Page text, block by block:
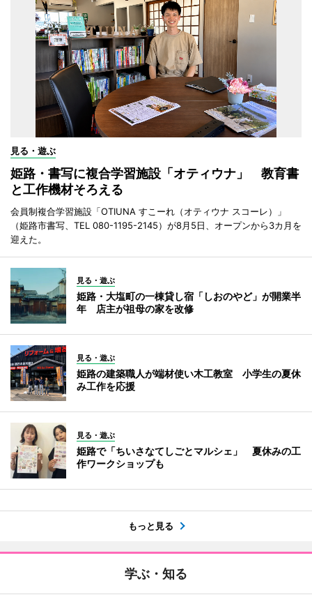
見る・遊ぶ
姫路・書写に複合学習施設「オティウナ」 教育書
と工作機材そろえる
会員制複合学習施設「OTIUNA すこーれ（オティウナ スコーレ）」
（姫路市書写、TEL 080-1195-2145）が8月5日、オープンから3カ月を
迎えた。
見る・遊ぶ
姫路・大塩町の一棟貸し宿「しおのやど」が開業半
年 店主が祖母の家を改修
見る・遊ぶ
姫路の建築職人が端材使い木工教室 小学生の夏休
み工作を応援
見る・遊ぶ
姫路で「ちいさなてしごとマルシェ」 夏休みの工
作ワークショップも
もっと見る
学ぶ・知る